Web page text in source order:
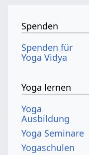
Spenden
Spenden für
Yoga Vidya
Yoga lernen
Yoga
Ausbildung
Yoga Seminare
Yogaschulen